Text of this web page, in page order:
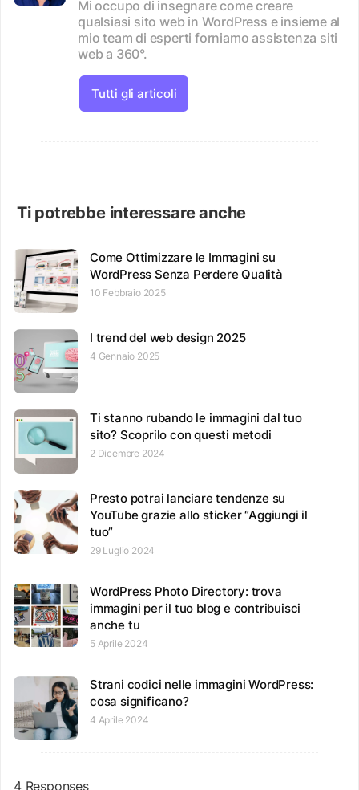
Mi occupo di insegnare come creare
qualsiasi sito web in WordPress e insieme al
mio team di esperti forniamo assistenza siti
web a 360°.
Tutti gli articoli
Ti potrebbe interessare anche
Come Ottimizzare le Immagini su
WordPress Senza Perdere Qualità
10 Febbraio 2025
I trend del web design 2025
4 Gennaio 2025
Ti stanno rubando le immagini dal tuo
sito? Scoprilo con questi metodi
2 Dicembre 2024
Presto potrai lanciare tendenze su
YouTube grazie allo sticker “Aggiungi il
tuo”
29 Luglio 2024
WordPress Photo Directory: trova
immagini per il tuo blog e contribuisci
anche tu
5 Aprile 2024
Strani codici nelle immagini WordPress:
cosa significano?
4 Aprile 2024
4 Responses